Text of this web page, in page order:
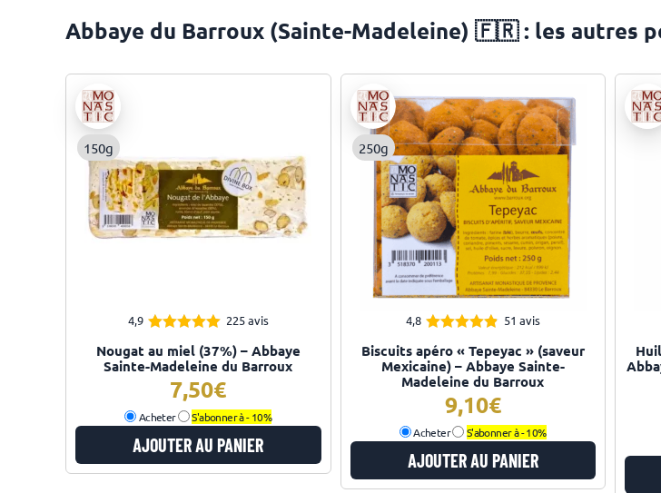
Abbaye du Barroux (Sainte-Madeleine) 🇫🇷 : les autres
150g
4,9
Note 4.93
sur 5
225 avis
Nougat au miel (37%) – Abbaye
Sainte-Madeleine du Barroux
7,50
Acheter S'abonner à -10%
AJOUTER AU PANIER
250g
4,8
Note
sur 5
51 avis
Biscuits apéro « Tepeyac » (saveur
Mexicaine) – Abbaye Sainte-
Madeleine du Barroux
9,10
Acheter S'abonner à -10%
AJOUTER AU PANIER